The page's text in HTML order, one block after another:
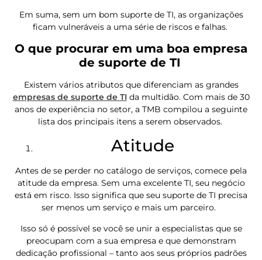
Em suma, sem um bom suporte de TI, as organizações
ficam vulneráveis a uma série de riscos e falhas.
O que procurar em uma boa empresa
de suporte de TI
Existem vários atributos que diferenciam as grandes
empresas de suporte de TIda multidão. Com mais de 30
anos de experiência no setor, a TMB compilou a seguinte
lista dos principais itens a serem observados.
Atitude
Antes de se perder no catálogo de serviços, comece pela
atitude da empresa. Sem uma excelente TI, seu negócio
está em risco. Isso significa que seu suporte de TI precisa
ser menos um serviço e mais um parceiro.
Isso só é possível se você se unir a especialistas que se
preocupam com a sua empresa e que demonstram
dedicação profissional – tanto aos seus próprios padrões